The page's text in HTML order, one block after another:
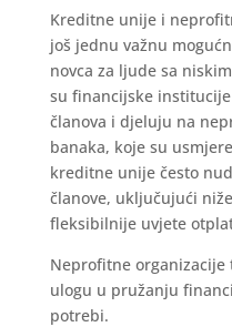
Kreditne unije i
još jednu važnu
novca za ljude sa
su financijske
članova i djeluju na
banaka, koje su
kreditne unije često
članove, uključujući
fleksibilnije uvjete
Neprofitne
ulogu u pružanju
potrebi.